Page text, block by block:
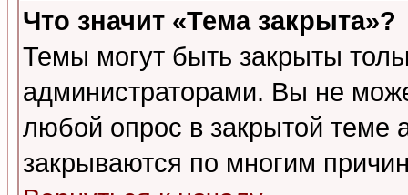
Что значит «Тема закрыта»?
Темы могут быть закрыты
администраторами. Вы не
любой опрос в закрытой теме
закрываются по многим